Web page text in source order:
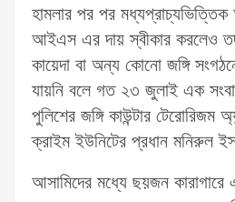
হামলার পর পর মধ্যপ্রাচ্যভিত্তিক
আইএস এর দায় স্বীকার
কায়েদা বা অন্য কোনো জঙ্গি
যায়নি বলে গত ২৩ জুলাই এক
পুলিশের জঙ্গি কাউন্টার টেরোরিজম
ক্রাইম ইউনিটের প্রধান মনিরুল
আসামিদের মধ্যে ছয়জন